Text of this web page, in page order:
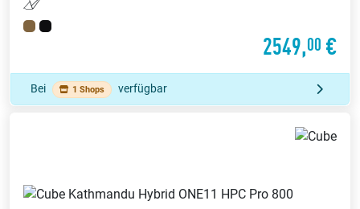
2549,00 €
Bei 1 Shops verfügbar